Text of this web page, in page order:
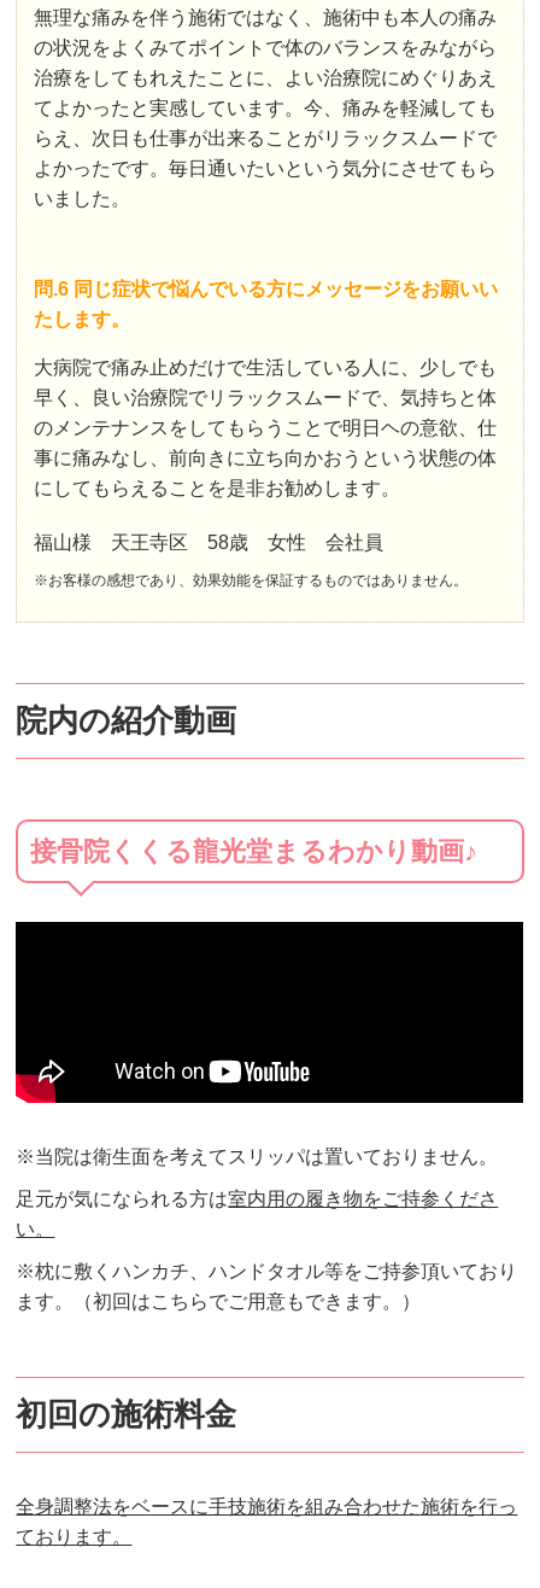
無理な痛みを伴う施術ではなく、施術中も本人の痛み
の状況をよくみてポイントで体のバランスをみながら
治療をしてもれえたことに、よい治療院にめぐりあえ
てよかったと実感しています。今、痛みを軽減しても
らえ、次日も仕事が出来ることがリラックスムードで
よかったです。毎日通いたいという気分にさせてもら
いました。
問.6 同じ症状で悩んでいる方にメッセージをお願いい
たします。
大病院で痛み止めだけで生活している人に、少しでも
早く、良い治療院でリラックスムードで、気持ちと体
のメンテナンスをしてもらうことで明日ヘの意欲、仕
事に痛みなし、前向きに立ち向かおうという状態の体
にしてもらえることを是非お勧めします。
福山様 天王寺区 58歳 女性 会社員
※お客様の感想であり、効果効能を保証するものではありません。
院内の紹介動画
接骨院くくる龍光堂まるわかり動画♪
※当院は衛生面を考えてスリッパは置いておりません。
足元が気になられる方は室内用の履き物をご持参くださ
い。
※枕に敷くハンカチ、ハンドタオル等をご持参頂いており
ます。（初回はこちらでご用意もできます。）
初回の施術料金
全身調整法をベースに手技施術を組み合わせた施術を行っ
ております。